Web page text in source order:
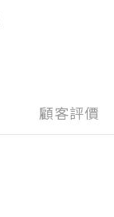
顧客評價